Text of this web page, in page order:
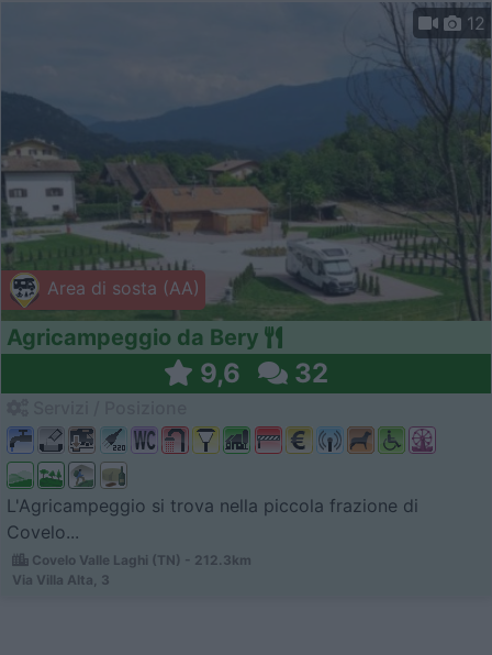
Area di sosta (AA)
12
Agricampeggio da Bery
9,6 32
L'Agricampeggio si trova nella piccola frazione di
Covelo...
Covelo Valle Laghi (TN) - 212.3km
Via Villa Alta, 3